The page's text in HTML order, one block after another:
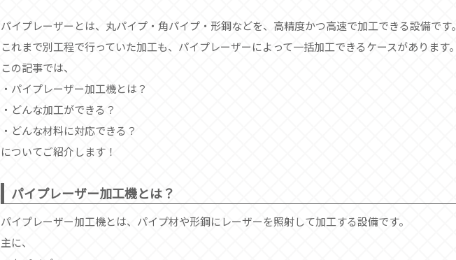
パイプレーザーとは、丸パイプ・角パイプ・形鋼などを、高精度かつ高速で加工できる設備です。
これまで別工程で行っていた加工も、パイプレーザーによって一括加工できるケースがあります。
この記事では、
・パイプレーザー加工機とは？
・どんな加工ができる？
・どんな材料に対応できる？
についてご紹介します！
パイプレーザー加工機とは？
パイプレーザー加工機とは、パイプ材や形鋼にレーザーを照射して加工する設備です。
主に、